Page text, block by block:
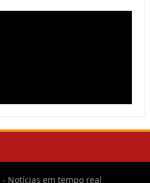
- Notícias em tempo real